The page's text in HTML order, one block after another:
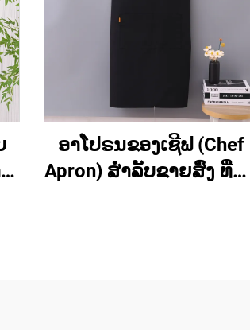
ອາໂປຣນຂອງເຊີຟ (Chef
Apron) ສຳລັບຂາຍສົ່ງ ທີ່ຮັບ